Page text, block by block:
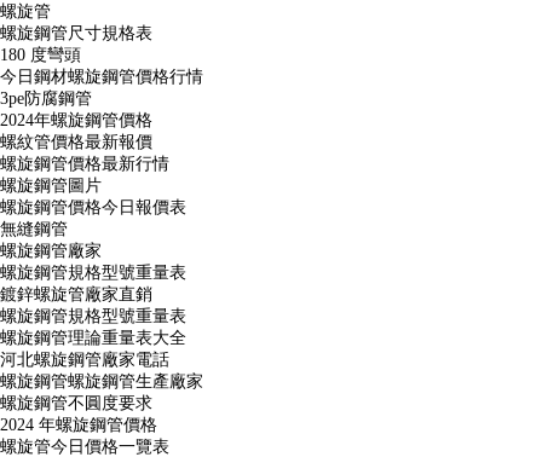
螺旋管
螺旋鋼管尺寸規格表
180 度彎頭
今日鋼材螺旋鋼管價格行情
3pe防腐鋼管
2024年螺旋鋼管價格
螺紋管價格最新報價
螺旋鋼管價格最新行情
螺旋鋼管圖片
螺旋鋼管價格今日報價表
無縫鋼管
螺旋鋼管廠家
螺旋鋼管規格型號重量表
鍍鋅螺旋管廠家直銷
螺旋鋼管規格型號重量表
螺旋鋼管理論重量表大全
河北螺旋鋼管廠家電話
螺旋鋼管螺旋鋼管生產廠家
螺旋鋼管不圓度要求
2024 年螺旋鋼管價格
螺旋管今日價格一覽表